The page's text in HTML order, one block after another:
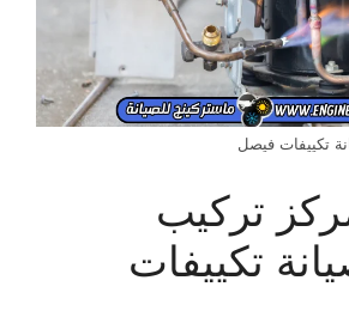
تكييفات فيصل
تركيب
تكييفات